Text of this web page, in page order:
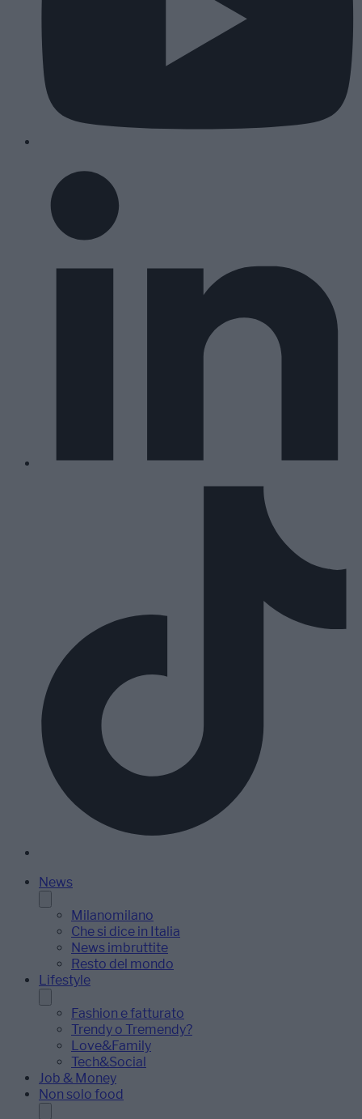
News
Milanomilano
Che si dice in Italia
News imbruttite
Resto del mondo
Lifestyle
Fashion e fatturato
Trendy o Tremendy?
Love&Family
Tech&Social
Job & Money
Non solo food